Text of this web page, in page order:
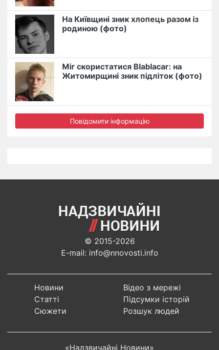
На Київщині зник хлопець разом із
родиною (фото)
Міг скористатися Blablacar: на
Житомирщині зник підліток (фото)
Повідомити інформацію
© 2015-2026
E-mail: info@nnovosti.info
Новини
Статті
Сюжети
Відео з мережі
Підсумки історій
Розшук людей
«Надзвичайні Новини»